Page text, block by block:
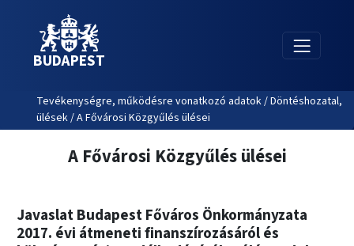
BUDAPEST
Tevékenységre, működésre vonatkozó adatok / Döntéshozatal,
ülések / A Fővárosi Közgyűlés ülései
A Fővárosi Közgyűlés ülései
Javaslat Budapest Főváros Önkormányzata
2017. évi átmeneti finanszírozásáról és